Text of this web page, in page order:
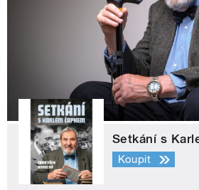
Setkání s
Koupit